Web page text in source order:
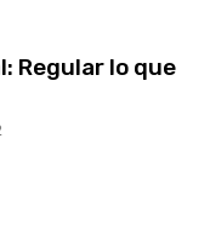
Regular lo que